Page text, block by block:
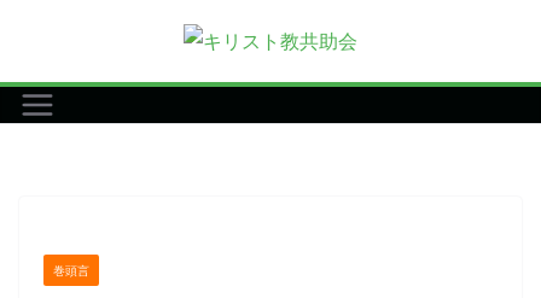
テ
ン
巻頭言